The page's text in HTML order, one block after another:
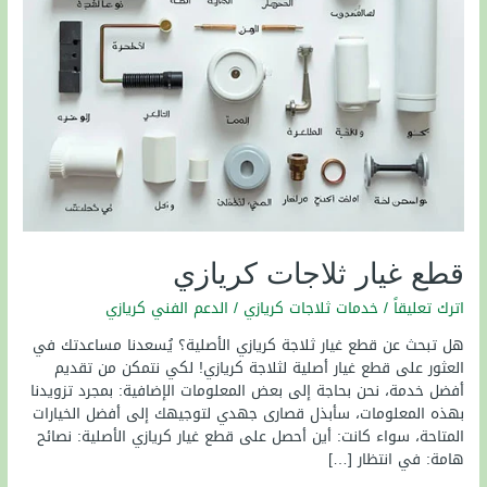
قطع غيار ثلاجات كريازي
اترك تعليقاً/ خدمات ثلاجات كريازي / الدعم الفني كريازي
هل تبحث عن قطع غيار ثلاجة كريازي الأصلية؟ يُسعدنا مساعدتك في
العثور على قطع غيار أصلية لثلاجة كريازي! لكي نتمكن من تقديم
أفضل خدمة، نحن بحاجة إلى بعض المعلومات الإضافية: بمجرد تزويدنا
بهذه المعلومات، سأبذل قصارى جهدي لتوجيهك إلى أفضل الخيارات
المتاحة، سواء كانت: أين أحصل على قطع غيار كريازي الأصلية: نصائح
هامة: في انتظار […]